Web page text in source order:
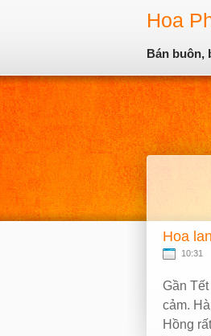
Hoa
Bán buôn,
Hoa
10:31
Gần
cảm.
Hồng